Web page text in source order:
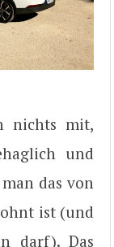
nichts mit,
und
das von
ist (und
darf). Das